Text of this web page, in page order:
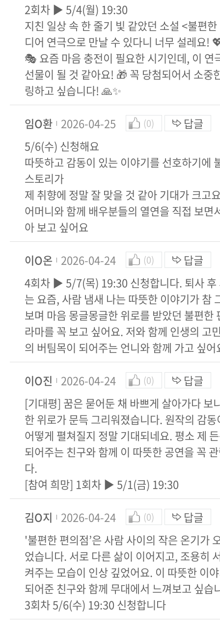
2회차 ▶ 5/4(월) 19:30
지친 일상 속 한 줄기 빛 같았던 소설 <불편
디어 연극으로 만날 수 있다니 너무 설레요!
🎭 요즘 마음 충전이 필요한 시기인데, 이 연
선물이 될 것 같아요! 🎁 꼭 당첨되어서 소중
링하고 싶습니다! 🙏✨
임O환 2026-04-25 (0)
답글
5/6(수) 신청해요
따뜻하고 감동이 있는 이야기를 선호하기에
스토리가
제 취향에 정말 잘 맞을 것 같아 기대가 크고
어머니와 함께 배우분들의 열연을 직접 보면
아 보고 싶어요
이O온 2026-04-24 (0)
답글
4회차 ▶ 5/7(목) 19:30 신청합니다. 퇴사 후
는 요즘, 사람 냄새 나는 따뜻한 이야기가 참
보며 마음 몽글몽글한 위로를 받았던 불편한
라마를 꼭 보고 싶어요. 저와 함께 인생의 고
의 버팀목이 되어주는 언니와 함께 가고 싶
이O진 2026-04-24 (0)
답글
[기대평] 꿈은 묻어둔 채 바쁘게 살아가다 보
한 위로가 문득 그리워졌습니다. 원작의 감
어떻게 펼쳐질지 정말 기대되네요. 평소 제
되어주는 친구와 함께 이 따뜻한 공연을 꼭
다.
[참여 희망] 1회차 ▶ 5/1(금) 19:30
김O지 2026-04-24 (0)
답글
'불편한 편의점’은 사람 사이의 작은 온기가
었습니다. 서로 다른 삶이 이어지고, 조용히
켜주는 모습이 인상 깊었어요. 이 따뜻한 이
되어준 친구와 함께 무대에서 느껴보고 싶습
3회차 5/6(수) 19:30 신청합니다